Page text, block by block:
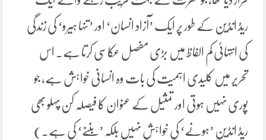
ریڈ انڈین کے طور پر ایک ’آزاد انسان‘ اور ’تنہا ہیرو‘ کی زندگی
کی انتہائی کم الفاظ میں بڑی مفصل عکاسی کرتا ہے۔ اس
تحریر میں کلیدی اہمیت کی بات وہ انسانی خواہش ہے، جو
پوری نہیں ہوتی اور تمثیل کے عنوان کا فیصلہ کن پہلو بھی
ریڈ انڈین ’ہونے‘ کی خواہش نہیں بلکہ ’بننے‘ کی ہے۔)